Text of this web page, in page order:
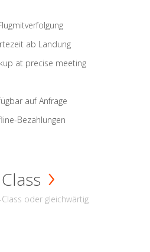
ab Landung
at precise meeting
auf Anfrage
Bezahlungen
oder gleichwärtig